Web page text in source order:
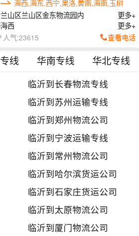
海西,海东,西宁,果洛,黄南,海南,玉树
山区兰山区金东物流园内
更多+
西 更多+
人气:23615 查看电话
线 华南专线 华北专线
临沂到长春物流专线
临沂到苏州运输专线
临沂到郑州物流公司
临沂到宁波运输专线
临沂到常州物流公司
临沂到哈尔滨货运公司
临沂到石家庄货运公司
临沂到太原物流公司
临沂到厦门物流公司